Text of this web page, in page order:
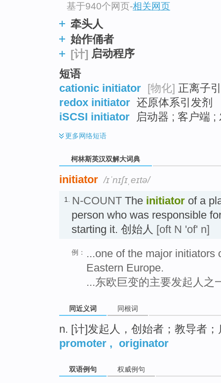
基于940个网页-相关网页
牵头人
始作俑者
[计] 启动程序
短语
cationic initiator [物化] 正离子
redox initiator 还原体系引发剂
iSCSI initiator
启动器 ; 客户端 ;
更多网络短语
柯林斯英汉双解大词典
initiator /ɪˈnɪʃɪˌeɪtə/
1. N-COUNT The initiator of a
person who was responsible
starting it. 创始人 [oft N 'of' n]
例：
...one of the major initiators
Eastern Europe.
...东欧巨变的主要发起人之
同近义词 同根词
n. [计]发起人，创始者；教导者
promoter , originator
双语例句 权威例句